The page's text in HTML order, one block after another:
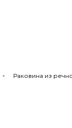
Раковина из